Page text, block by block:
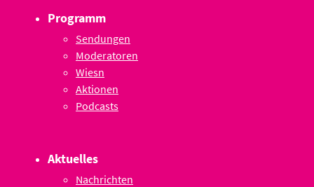
Programm
Sendungen
Moderatoren
Wiesn
Aktionen
Podcasts
Aktuelles
Nachrichten